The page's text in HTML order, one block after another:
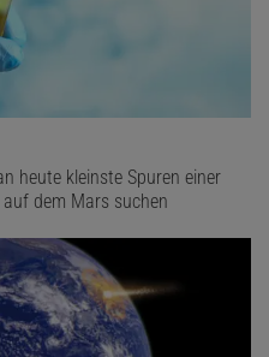
heute kleinste Spuren einer
dem Mars suchen